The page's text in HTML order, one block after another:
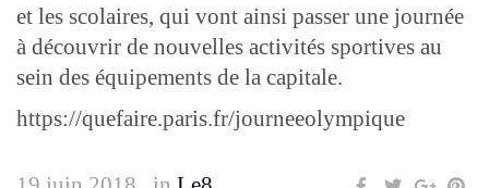
et les scolaires, qui vont ainsi passer une journée
à découvrir de nouvelles activités sportives au
sein des équipements de la capitale.
https://quefaire.paris.fr/journeeolympique